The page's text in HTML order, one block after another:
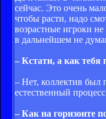
сейчас. Это очень
чтобы расти, надо
возрастные игроки
в дальнейшем не
– Кстати, а как
– Нет, коллектив был
естественный
– Как на горизонте